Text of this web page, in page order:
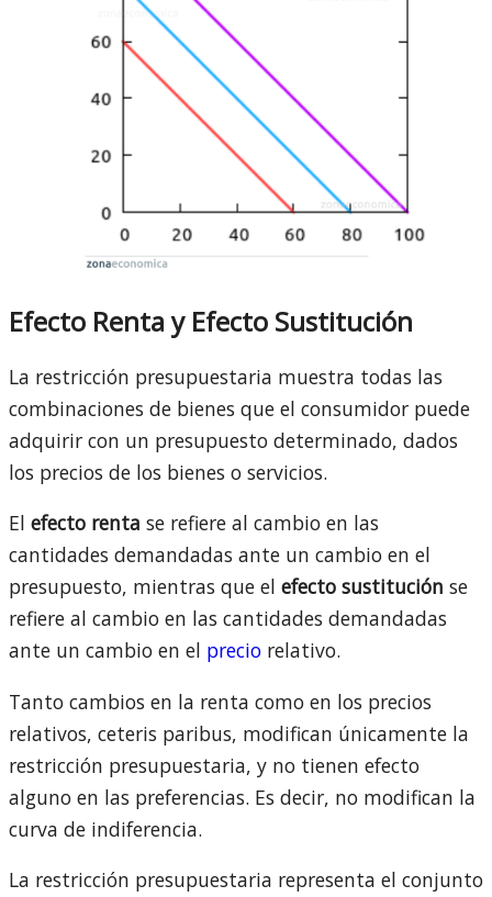
Efecto Renta y Efecto Sustitución
La restricción presupuestaria muestra todas las
combinaciones de bienes que el consumidor puede
adquirir con un presupuesto determinado, dados
los precios de los bienes o servicios.
El efecto renta se refiere al cambio en las
cantidades demandadas ante un cambio en el
presupuesto, mientras que el efecto sustitución se
refiere al cambio en las cantidades demandadas
ante un cambio en el precio relativo.
Tanto cambios en la renta como en los precios
relativos, ceteris paribus, modifican únicamente la
restricción presupuestaria, y no tienen efecto
alguno en las preferencias. Es decir, no modifican la
curva de indiferencia.
La restricción presupuestaria representa el conjunto